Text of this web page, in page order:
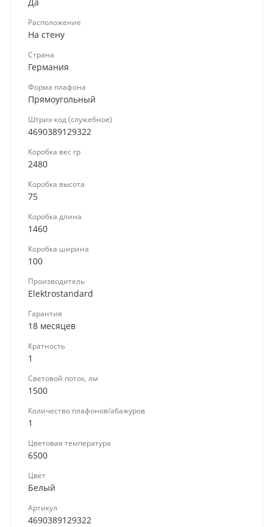
Расположение
На стену
Страна
Германия
Форма плафона
Прямоугольный
Штрих-код (служебное)
4690389129322
Коробка вес гр
2480
Коробка высота
75
Коробка длина
1460
Коробка ширина
100
Производитель
Elektrostandard
Гарантия
18 месяцев
Кратность
1
Световой поток, лм
1500
Количество плафонов/абажуров
1
Цветовая температура
6500
Цвет
Белый
Артикул
4690389129322